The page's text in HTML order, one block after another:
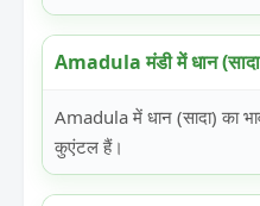
Amadula मंडी में धान
Amadula में धान (सादा) का
कुएंटल हैं।